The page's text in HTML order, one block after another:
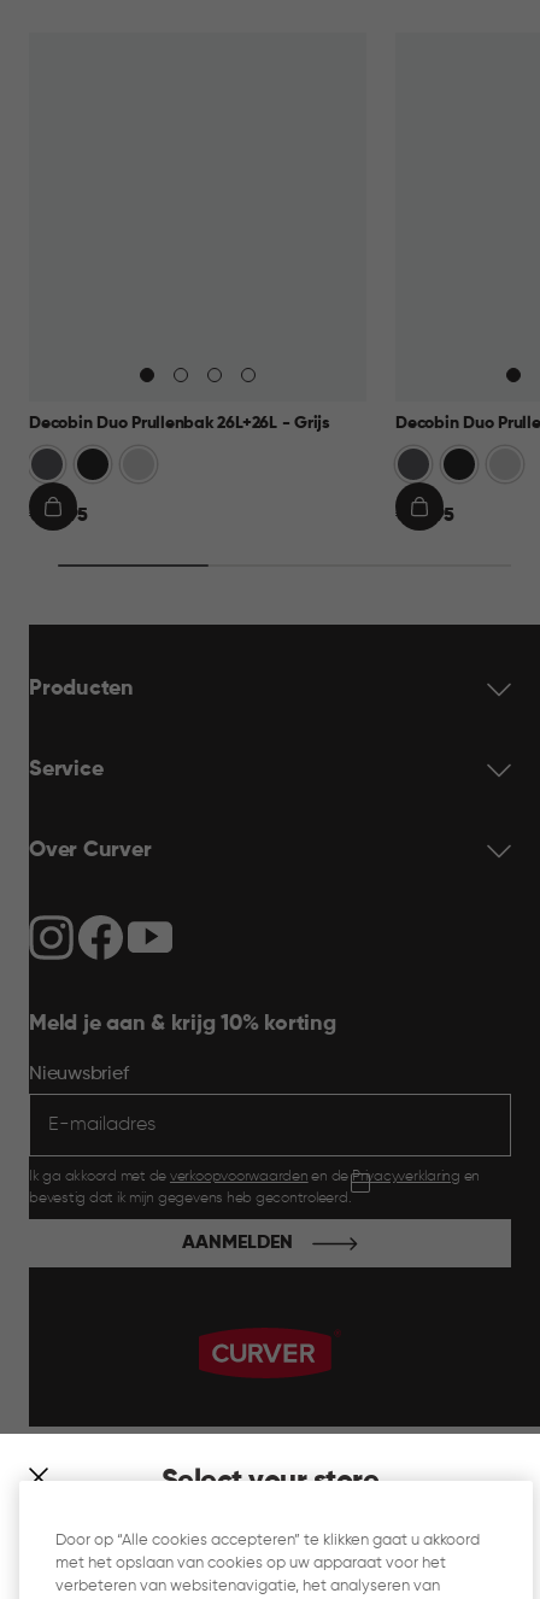
Select your store
which store would you like to shop?
Decobin Duo Prullenbak 26L+26L - Grijs
Grijs Zwart
€€ 69,95
IN
Decobin Duo
Grijs Zwart
€€ 69,95
IN
Producten
Service
Over Curver
Meld je aan & krijg 10% korting
Nieuwsbrief
Ik ga akkoord met de verkoopvoorwaarden en dePrivacyverklaring en
bevestig dat ik mijn gegevens heb gecontroleerd.
AANMELDEN
Website Gebruiksvoorwaarden
Door op “Alle cookies accepteren” te klikken gaat u akkoord
met het opslaan van cookies op uw apparaat voor het
verbeteren van websitenavigatie, het analyseren van